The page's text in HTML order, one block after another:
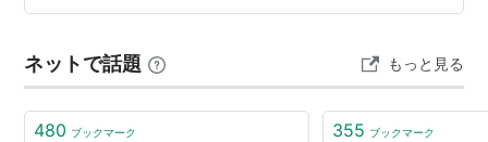
需要が弱くなるからである。
しかし，こうしたケインズ理論は，1934年以降のニュ
ーディール期に積極的に生かされることはなかった。か
「ナフサ不足を認めたら？」と質問した記者に赤沢大臣
常識だと言う事自体、問題じゃないか」 20206/06/09
AMEBA https://news.yahoo.co.jp/art…
ネットで話題 もっと見る
480 ブックマーク 355 ブックマーク